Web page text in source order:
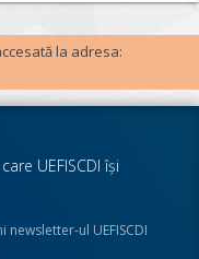
la adresa:
UEFISCDI îşi
ul UEFISCDI